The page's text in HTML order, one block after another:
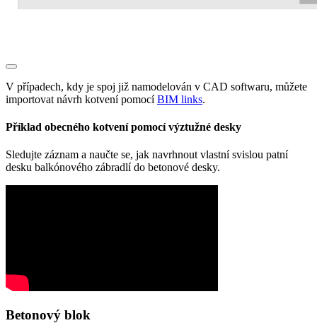
V případech, kdy je spoj již namodelován v CAD softwaru, můžete
importovat návrh kotvení pomocíBIM links.
Příklad obecného kotvení pomocí výztužné desky
Sledujte záznam a naučte se, jak navrhnout vlastní svislou patní
desku balkónového zábradlí do betonové desky.
Betonový blok